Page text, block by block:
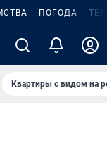
ПОГОДА
Квартиры с видом на